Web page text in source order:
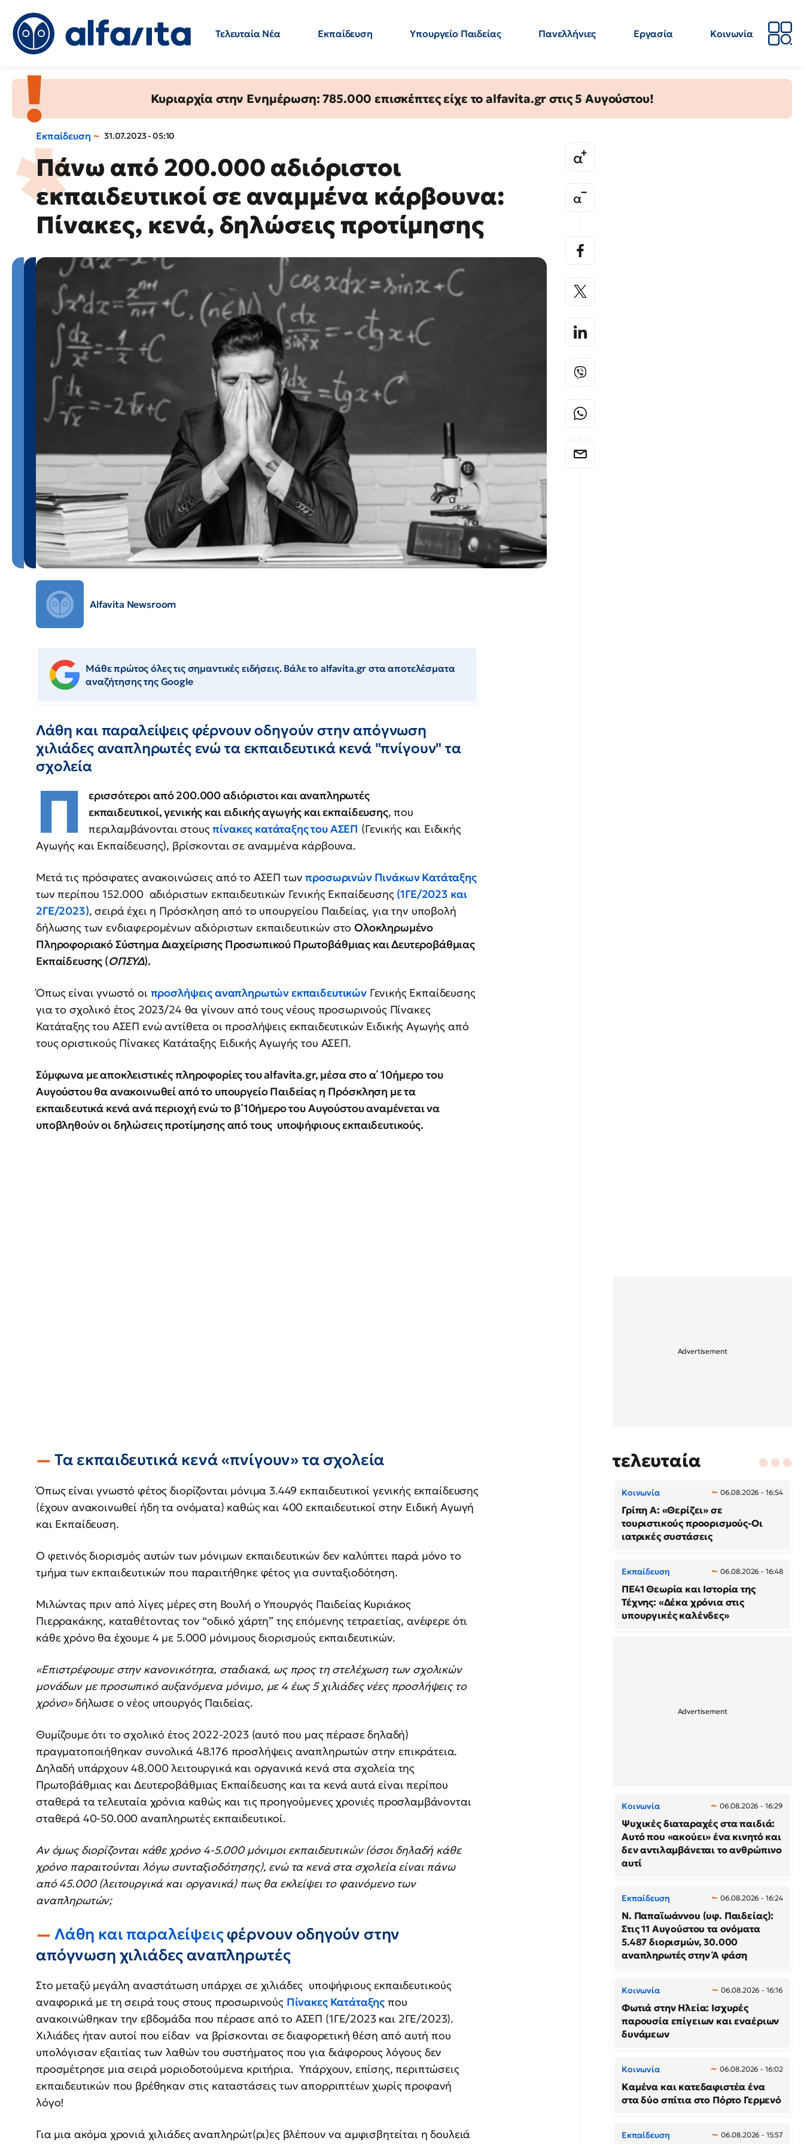
Τελευταία Νέα Εκπαίδευση Υπουργείο Παιδείας Πανελλήνιες Εργασία
Κοινωνία
Κυριαρχία στην Ενημέρωση: 785.000 επισκέπτες είχε το alfavita.gr στις 5 Αυγούστου!
Εκπαίδευση 31.07.2023 - 05:10
Πάνω από 200.000 αδιόριστοι
εκπαιδευτικοί σε αναμμένα κάρβουνα:
Πίνακες, κενά, δηλώσεις προτίμησης
Alfavita Newsroom
Μάθε πρώτος όλες τις σημαντικές ειδήσεις. Βάλε το alfavita.gr στα αποτελέσματα
αναζήτησης της Google
Λάθη και παραλείψεις φέρνουν οδηγούν στην απόγνωση
χιλιάδες αναπληρωτές ενώ τα εκπαιδευτικά κενά "πνίγουν" τα
σχολεία
Π
ερισσότεροι από 200.000 αδιόριστοι και αναπληρωτές
εκπαιδευτικοί, γενικής και ειδικής αγωγής και εκπαίδευσης, που
περιλαμβάνονται στουςπίνακες κατάταξης του ΑΣΕΠ (Γενικής και Ειδικής
Αγωγής και Εκπαίδευσης), βρίσκονται σε αναμμένα κάρβουνα.
Μετά τις πρόσφατες ανακοινώσεις από το ΑΣΕΠ τωνπροσωρινών Πινάκων Κατάταξης
των περίπου 152.000 αδιόριστων εκπαιδευτικών Γενικής Εκπαίδευσης (1ΓΕ/2023 και
2ΓΕ/2023), σειρά έχει η Πρόσκληση από το υπουργείου Παιδείας, για την υποβολή
δήλωσης των ενδιαφερομένων αδιόριστων εκπαιδευτικών στοΟλοκληρωμένο
Πληροφοριακό Σύστημα Διαχείρισης Προσωπικού Πρωτοβάθμιας και Δευτεροβάθμιας
Εκπαίδευσης (ΟΠΣΥΔ).
Όπως είναι γνωστό οι προσλήψεις αναπληρωτών εκπαιδευτικώνΓενικής Εκπαίδευσης
για το σχολικό έτος 2023/24 θα γίνουν από τους νέους προσωρινούς Πίνακες
Κατάταξης του ΑΣΕΠ ενώ αντίθετα οι προσλήψεις εκπαιδευτικών Ειδικής Αγωγής από
τους οριστικούς Πίνακες Κατάταξης Ειδικής Αγωγής του ΑΣΕΠ.
Σύμφωνα με αποκλειστικές πληροφορίες του alfavita.gr, μέσα στο α΄ 10ήμερο του
Αυγούστου θα ανακοινωθεί από το υπουργείο Παιδείας η Πρόσκληση με τα
εκπαιδευτικά κενά ανά περιοχή ενώ το β΄10ήμερο του Αυγούστου αναμένεται να
υποβληθούν οι δηλώσεις προτίμησης από τους υποψήφιους εκπαιδευτικούς.
Τα εκπαιδευτικά κενά «πνίγουν» τα σχολεία
Όπως είναι γνωστό φέτος διορίζονται μόνιμα 3.449 εκπαιδευτικοί γενικής εκπαίδευσης
(έχουν ανακοινωθεί ήδη τα ονόματα) καθώς και 400 εκπαιδευτικοί στην Ειδική Αγωγή
και Εκπαίδευση.
O φετινός διορισμός αυτών των μόνιμων εκπαιδευτικών δεν καλύπτει παρά μόνο το
τμήμα των εκπαιδευτικών που παραιτήθηκε φέτος για συνταξιοδότηση.
Μιλώντας πριν από λίγες μέρες στη Βουλή ο Υπουργός Παιδείας Κυριάκος
Πιερρακάκης, καταθέτοντας τον “οδικό χάρτη” της επόμενης τετραετίας, ανέφερε ότι
κάθε χρόνο θα έχουμε 4 με 5.000 μόνιμους διορισμούς εκπαιδευτικών.
«Επιστρέφουμε στην κανονικότητα, σταδιακά, ως προς τη στελέχωση των σχολικών
μονάδων με προσωπικό αυξανόμενα μόνιμο, με 4 έως 5 χιλιάδες νέες προσλήψεις το
χρόνο»δήλωσε ο νέος υπουργός Παιδείας.
Θυμίζουμε ότι το σχολικό έτος 2022-2023 (αυτό που μας πέρασε δηλαδή)
πραγματοποιήθηκαν συνολικά 48.176 προσλήψεις αναπληρωτών στην επικράτεια.
Δηλαδή υπάρχουν 48.000 λειτουργικά και οργανικά κενά στα σχολεία της
Πρωτοβάθμιας και Δευτεροβάθμιας Εκπαίδευσης και τα κενά αυτά είναι περίπου
σταθερά τα τελευταία χρόνια καθώς και τις προηγούμενες χρονιές προσλαμβάνονται
σταθερά 40-50.000 αναπληρωτές εκπαιδευτικοί.
Αν όμως διορίζονται κάθε χρόνο 4-5.000 μόνιμοι εκπαιδευτικών (όσοι δηλαδή κάθε
χρόνο παραιτούνται λόγω συνταξιοδότησης), ενώ τα κενά στα σχολεία είναι πάνω
από 45.000 (λειτουργικά και οργανικά) πως θα εκλείψει το φαινόμενο των
αναπληρωτών;
Λάθη και παραλείψειςφέρνουν οδηγούν στην
απόγνωση χιλιάδες αναπληρωτές
Στο μεταξύ μεγάλη αναστάτωση υπάρχει σε χιλιάδες υποψήφιους εκπαιδευτικούς
αναφορικά με τη σειρά τους στους προσωρινούς Πίνακες Κατάταξης που
ανακοινώθηκαν την εβδομάδα που πέρασε από το ΑΣΕΠ (1ΓΕ/2023 και 2ΓΕ/2023).
Χιλιάδες ήταν αυτοί που είδαν να βρίσκονται σε διαφορετική θέση από αυτή που
υπολόγισαν εξαιτίας των λαθών του συστήματος που για διάφορους λόγους δεν
προσμέτρησε μια σειρά μοριοδοτούμενα κριτήρια. Υπάρχουν, επίσης, περιπτώσεις
εκπαιδευτικών που βρέθηκαν στις καταστάσεις των απορριπτέων χωρίς προφανή
λόγο!
Για μια ακόμα χρονιά χιλιάδες αναπληρώτ(ρι)ες βλέπουν να αμφισβητείται η δουλειά
τελευταία
Κοινωνία 06.08.2026 - 16:54
Γρίπη Α: «Θερίζει» σε
τουριστικούς προορισμούς-Οι
ιατρικές συστάσεις
Εκπαίδευση 06.08.2026 - 16:48
ΠΕ41 Θεωρία και Ιστορία της
Τέχνης: «Δέκα χρόνια στις
υπουργικές καλένδες»
Κοινωνία 06.08.2026 - 16:29
Ψυχικές διαταραχές στα παιδιά:
Αυτό που «ακούει» ένα κινητό και
δεν αντιλαμβάνεται το ανθρώπινο
αυτί
Εκπαίδευση 06.08.2026 - 16:24
N. Παπαϊωάννου (υφ. Παιδείας):
Στις 11 Αυγούστου τα ονόματα
5.487 διορισμών, 30.000
αναπληρωτές στην Ά φάση
Κοινωνία 06.08.2026 - 16:16
Φωτιά στην Ηλεία: Ισχυρές
παρουσία επίγειων και εναέριων
δυνάμεων
Κοινωνία 06.08.2026 - 16:02
Καμένα και κατεδαφιστέα ένα
στα δύο σπίτια στο Πόρτο Γερμενό
Εκπαίδευση 06.08.2026 - 15:57